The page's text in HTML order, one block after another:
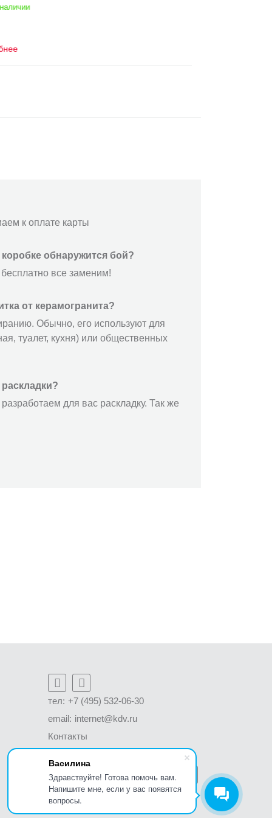
Василина
Здравствуйте! Готова помочь вам.
Напишите мне, если у вас появятся
вопросы.
к оплате карты
обнаружится бой?
все заменим!
от керамогранита?
Обычно, его используют для
туалет, кухня) или общественных
для вас раскладку. Так же
тел: +7 (495) 532-06-30
email: internet@kdv.ru
Контакты
Мы в социальных сетях: